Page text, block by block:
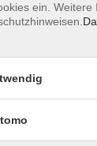
Fort-
ein.